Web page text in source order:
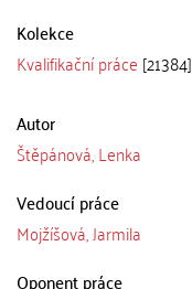
Kolekce
Kvalifikační práce [21384]
Autor
Štěpánová, Lenka
Vedoucí práce
Mojžíšová, Jarmila
Oponent práce